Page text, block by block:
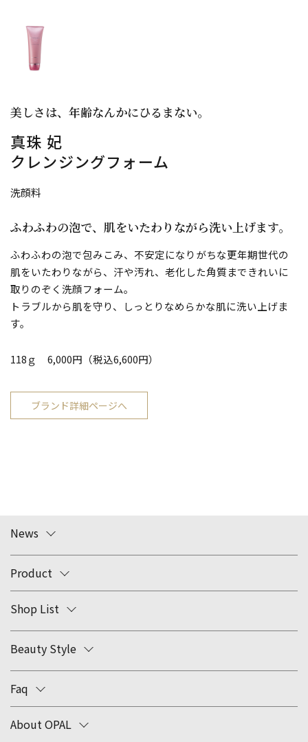
美しさは、年齢なんかにひるまない。
真珠 妃
クレンジングフォーム
洗顔料
ふわふわの泡で、肌をいたわりながら洗い上げます。
ふわふわの泡で包みこみ、不安定になりがちな更年期世代の
肌をいたわりながら、汗や汚れ、老化した角質まできれいに
取りのぞく洗顔フォーム。
トラブルから肌を守り、しっとりなめらかな肌に洗い上げま
す。
118ｇ 6,000円（税込6,600円）
ブランド詳細ページへ
News
Product
Shop List
Beauty Style
Faq
About OPAL